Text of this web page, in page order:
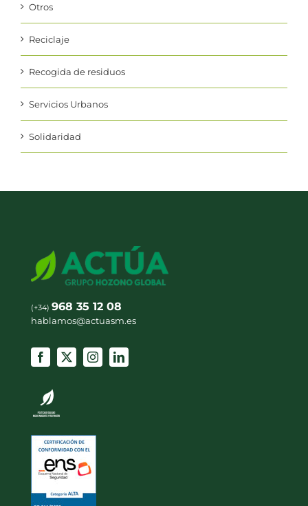
Otros
Reciclaje
Recogida de residuos
Servicios Urbanos
Solidaridad
(+34) 968 35 12 08
hablamos@actuasm.es